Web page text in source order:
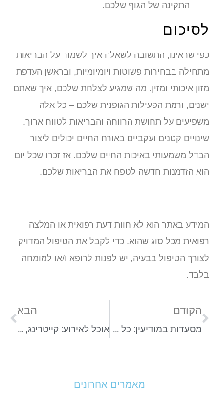
התקינה של הגוף שלכם.
לסיכום
כפי שראינו, התשובה לשאלה איך לשמור על הבריאות
מתחילה בבחירות פשוטות ויומיומיות, ובראשן העדפת
מזון איכותי ומזין. מה שמגיע לצלחת שלכם, איך שאתם
ישנים, ורמת הפעילות הגופנית שלכם – כל אלה
משפיעים על תחושת הרווחה והבריאות לטווח ארוך.
שינויים קטנים ועקביים באורח החיים יכולים ליצור
הבדל משמעותי באיכות החיים שלכם. אז זכרו שכל יום
הוא הזדמנות חדשה לטפח את הבריאות שלכם.
המידע באתר הוא לא חוות דעת רפואית או המלצה
רפואית מכל סוג שהוא. כדי לקבל את הטיפול המדויק
לצורך הטיפול בבעיה, יש לפנות לרופא ו/או למומחה
בלבד.
הקודם
מסעדות במודיעין: כל מה שצריך לדעת לפני שבוחרים מקום
הבא
אוכל לאירוע: קייטרינג, מגשי אירוח או דוכני מזון
מאמרים אחרונים